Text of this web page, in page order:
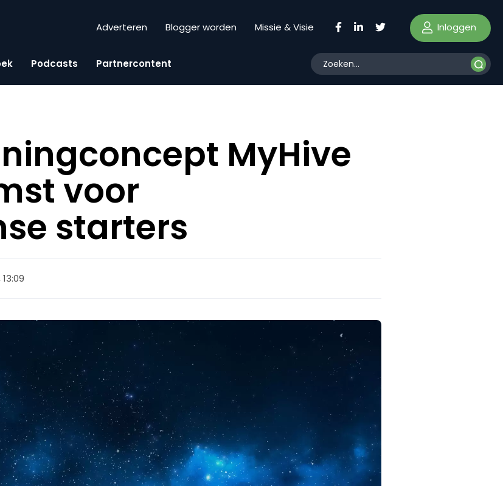
Adverteren Blogger worden Missie & Visie Inloggen
Podcasts Partnercontent
MyHive
voor
starters